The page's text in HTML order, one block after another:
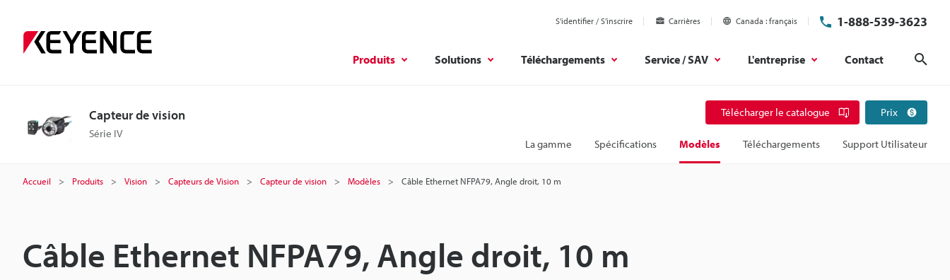
S'identifier / S’inscrire Carrières Canada français 1-888-539-3623
Produits Solutions Téléchargements Service / SAV L'entreprise Contact
Capteur de vision
Série IV
Télécharger le catalogue Prix
La gamme Spécifications Modèles Téléchargements Support Utilisateur
Accueil Produits Vision Capteurs de Vision Capteur de vision Modèles Câble Ethernet NFPA79, Angle droit, 10 m
Câble Ethernet NFPA79, Angle droit, 10 m